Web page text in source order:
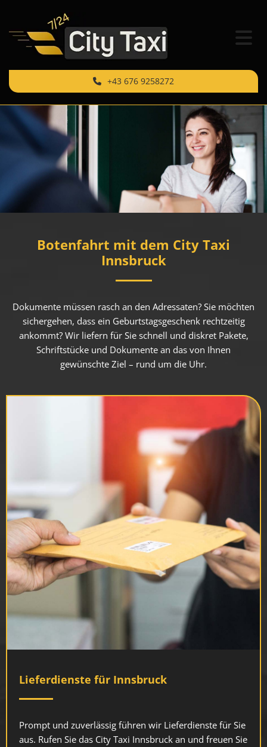
+43 676 9258272
Botenfahrt mit dem City Taxi
Innsbruck
Dokumente müssen rasch an den Adressaten? Sie möchten
sichergehen, dass ein Geburtstagsgeschenk rechtzeitig
ankommt? Wir liefern für Sie schnell und diskret Pakete,
Schriftstücke und Dokumente an das von Ihnen
gewünschte Ziel – rund um die Uhr.
Lieferdienste für Innsbruck
Prompt und zuverlässig führen wir Lieferdienste für Sie
aus. Rufen Sie das City Taxi Innsbruck an und freuen Sie